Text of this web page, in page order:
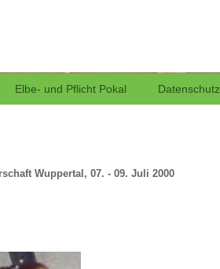
Elbe- und Pflicht Pokal Datenschutz
Rollsport in Wedel
Wuppertal, 07. - 09. Juli 2000